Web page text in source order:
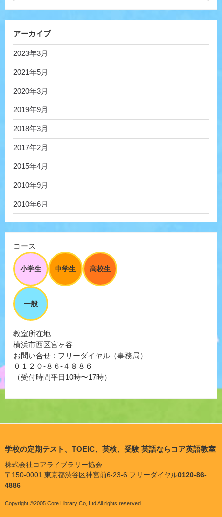
アーカイブ
2023年3月
2021年5月
2020年3月
2019年9月
2018年3月
2017年2月
2015年4月
2010年9月
2010年6月
コース
小学生 中学生 高校生
一般
教室所在地
横浜市西区宮ヶ谷
お問い合せ：フリーダイヤル（事務局）
０１２０-８６-４８８６
（受付時間平日10時〜17時）
学校の定期テスト、TOEIC、英検、受験 英語ならコア英語教室
株式会社コアライブラリー協会
〒150-0001 東京都渋谷区神宮前6-23-6 フリーダイヤル0120-86-
4886
Copyright ©2005 Core Library Co,.Ltd All rights reserved.